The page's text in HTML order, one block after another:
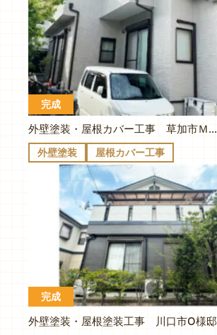
完成
外壁塗装・屋根カバー工事 草加市Ｍ様邸
外壁塗装 屋根カバー工事
完成
外壁塗装・屋根塗装工事 川口市O様邸